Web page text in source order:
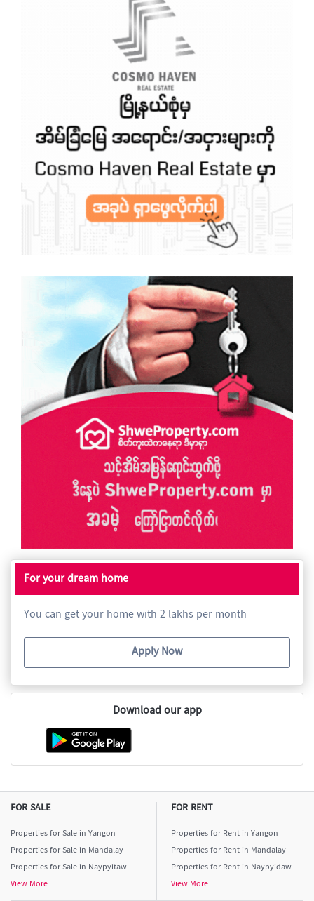
For your dream home
You can get your home with 2 lakhs per month
Apply Now
Download our app
FOR SALE
Properties for Sale in Yangon
Properties for Sale in Mandalay
Properties for Sale in Naypyitaw
View More
FOR RENT
Properties for Rent in Yangon
Properties for Rent in Mandalay
Properties for Rent in Naypyidaw
View More